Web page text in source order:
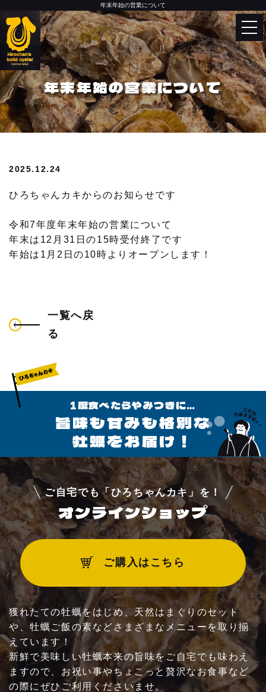
年末年始の営業について
トップページ
カキ小屋について
今月のおすすめ
今月のおすすめメニュー
牡蠣の美味しい食べ方
Language
English
한국어
中文（简体）
中文（繁體）
ご利用いただけるお支払方法
年末年始の営業について
2025.12.24
ひろちゃんカキからのお知らせです
令和7年度年末年始の営業について
年末は12月31日の15時受付終了です
年始は1月2日の10時よりオープンします！
一覧へ戻
る
1度食べたらやみつきに…
旨味も甘みも格別な
牡蠣をお届け！
ご自宅でも「ひろちゃんカキ」を！
オンラインショップ
ご購入はこちら
獲れたての牡蠣をはじめ、天然はまぐりのセット
や、牡蠣ご飯の素などさまざまなメニューを取り揃
えています！
新鮮で美味しい牡蠣本来の旨味をご自宅でも味わえ
ますので、お祝い事やちょこっと贅沢なお食事など
の際にぜひご利用くださいませ。